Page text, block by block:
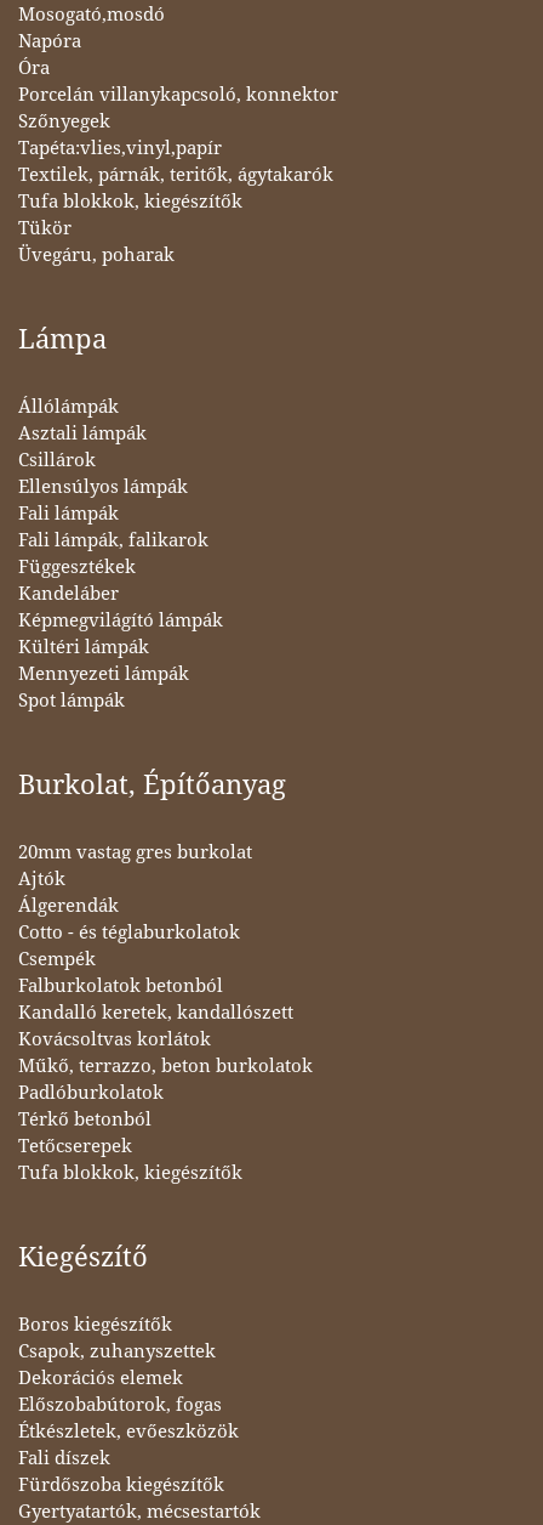
Mosogató,mosdó
Napóra
Óra
Porcelán villanykapcsoló, konnektor
Szőnyegek
Tapéta:vlies,vinyl,papír
Textilek, párnák, teritők, ágytakarók
Tufa blokkok, kiegészítők
Tükör
Üvegáru, poharak
Lámpa
Állólámpák
Asztali lámpák
Csillárok
Ellensúlyos lámpák
Fali lámpák
Fali lámpák, falikarok
Függesztékek
Kandeláber
Képmegvilágító lámpák
Kültéri lámpák
Mennyezeti lámpák
Spot lámpák
Burkolat, Építőanyag
20mm vastag gres burkolat
Ajtók
Álgerendák
Cotto - és téglaburkolatok
Csempék
Falburkolatok betonból
Kandalló keretek, kandallószett
Kovácsoltvas korlátok
Műkő, terrazzo, beton burkolatok
Padlóburkolatok
Térkő betonból
Tetőcserepek
Tufa blokkok, kiegészítők
Kiegészítő
Boros kiegészítők
Csapok, zuhanyszettek
Dekorációs elemek
Előszobabútorok, fogas
Étkészletek, evőeszközök
Fali díszek
Fürdőszoba kiegészítők
Gyertyatartók, mécsestartók